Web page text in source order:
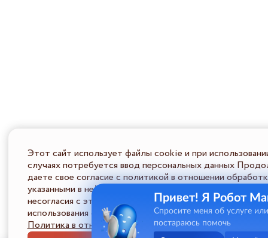
Этот сайт использует файлы cookie и при
случаях потребуется ввод персональных данных
даете свое согласие с политикой в отношении
указанными в ней условиями обработки персональной
несогласия с этими условиями Пользователь должен
использования сайта.
Политика в отношении обработки ПД
Привет! Я Робот
Спросите меня об услуге
постараюсь помочь